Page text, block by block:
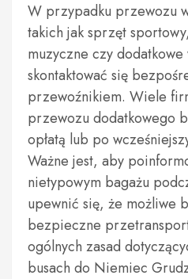
W przypadku przewozu
takich jak sprzęt
muzyczne czy
skontaktować się
przewoźnikiem. Wiele
przewozu dodatkowego
opłatą lub po
Ważne jest, aby
nietypowym bagażu
upewnić się, że możliwe
bezpieczne
ogólnych zasad
busach do Niemiec